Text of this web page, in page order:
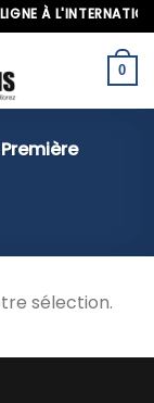
À
0
Première
sélection.